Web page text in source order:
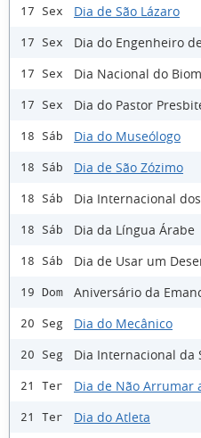
17 Sex Dia de São Lázaro
17 Sex Dia do Engenheiro
17 Sex Dia Nacional do
17 Sex Dia do Pastor
18 Sáb Dia do Museólogo
18 Sáb Dia de São Zózimo
18 Sáb Dia Internacional
18 Sáb Dia da Língua Árabe
18 Sáb Dia de Usar um
19 Dom Aniversário da
20 Seg Dia do Mecânico
20 Seg Dia Internacional da
21 Ter Dia de Não Arrumar
21 Ter Dia do Atleta